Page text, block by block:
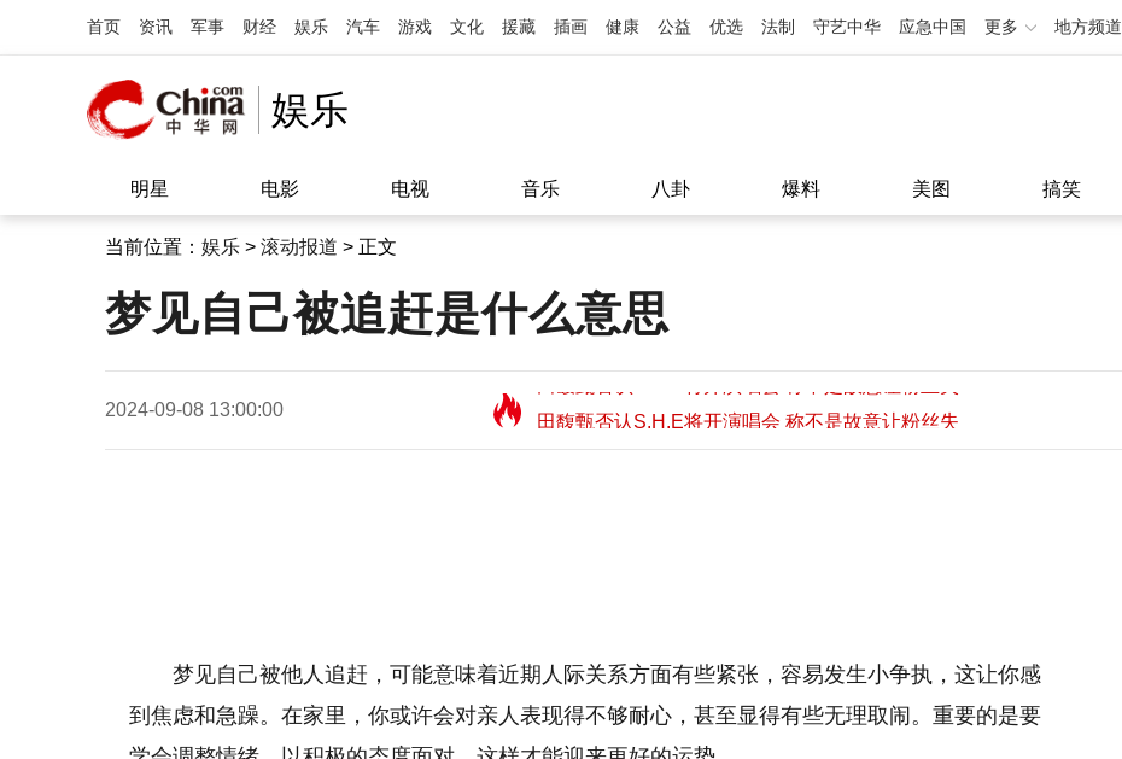
首页 资讯 军事 财经 娱乐 汽车 游戏 文化 援藏 插画 健康 公益 优选 法制 守艺中华 应急中国 更多 地方频道
娱乐
明星 电影 电视 音乐 八卦 爆料 美图 搞笑
当前位置： 娱乐 > 滚动报道 > 正文
梦见自己被追赶是什么意思
2024-09-08 13:00:00
田馥甄否认S.H.E将开演唱会 称不是故意让粉丝失
望11:08
田馥甄否认S.H.E将开演唱会 称不是故意让粉丝失
梦见自己被他人追赶，可能意味着近期人际关系方面有些紧张，容易发生小争执，这让你感
到焦虑和急躁。在家里，你或许会对亲人表现得不够耐心，甚至显得有些无理取闹。重要的是要